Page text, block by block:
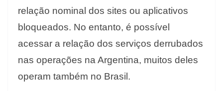
relação nominal dos sites ou aplicativos
bloqueados. No entanto, é possível
acessar a relação dos serviços derrubados
nas operações na Argentina, muitos deles
operam também no Brasil.